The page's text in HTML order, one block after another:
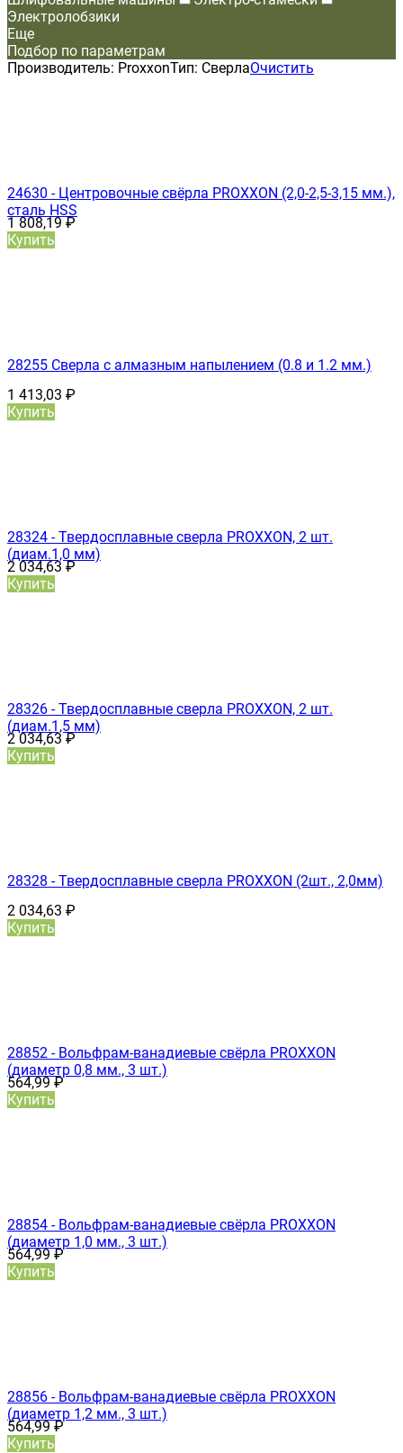
Электролобзики
Еще
Подбор по параметрам
Производитель: ProxxonТип: СверлаОчистить
24630 - Центровочные свёрла PROXXON (2,0-2,5-3,15 мм.),
сталь HSS
1 808,19₽
Купить
28255 Сверла с алмазным напылением (0.8 и 1.2 мм.)
1 413,03 ₽
Купить
28324 - Твердосплавные сверла PROXXON, 2 шт.
(диам.1,0 мм)
2 034,63₽
Купить
28326 - Твердосплавные сверла PROXXON, 2 шт.
(диам.1,5 мм)
2 034,63₽
Купить
28328 - Твердосплавные сверла PROXXON (2шт., 2,0мм)
2 034,63 ₽
Купить
28852 - Вольфрам-ванадиевые свёрла PROXXON
(диаметр 0,8 мм., 3 шт.)
564,99₽
Купить
28854 - Вольфрам-ванадиевые свёрла PROXXON
(диаметр 1,0 мм., 3 шт.)
564,99₽
Купить
28856 - Вольфрам-ванадиевые свёрла PROXXON
(диаметр 1,2 мм., 3 шт.)
564,99₽
Купить